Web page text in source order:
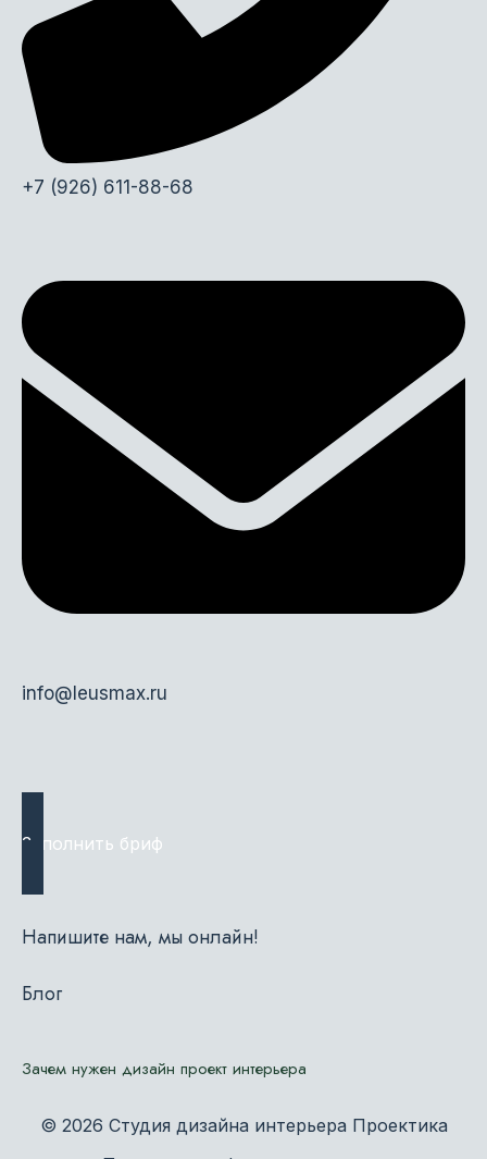
+7 (926) 611-88-68
info@leusmax.ru
Заполнить бриф
Напишите нам, мы онлайн!
Блог
Зачем нужен дизайн проект интерьера
© 2026 Студия дизайна интерьера Проектика